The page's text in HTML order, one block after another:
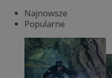
Najnowsze
Popularne